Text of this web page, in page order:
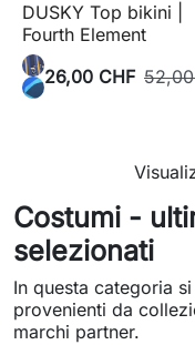
DUSKY Top bikini |
Fourth Element
26,00 CHF
Costumi -
selezionati
In questa categoria
provenienti da
marchi partner.